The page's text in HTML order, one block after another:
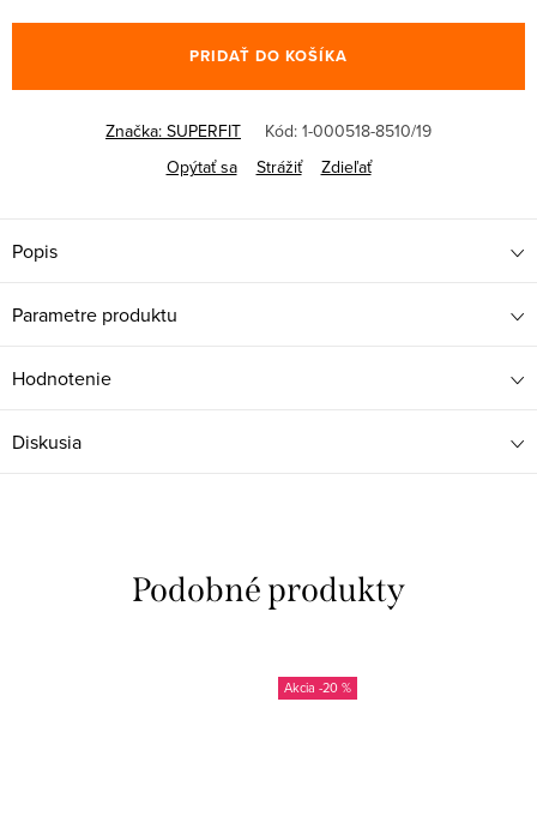
cena:
PRIDAŤ DO KOŠÍKA
Značka: SUPERFIT Kód: 1-000518-8510/19
Opýtať sa
Strážiť Zdieľať
Popis
Parametre produktu
Hodnotenie
Diskusia
-20 %